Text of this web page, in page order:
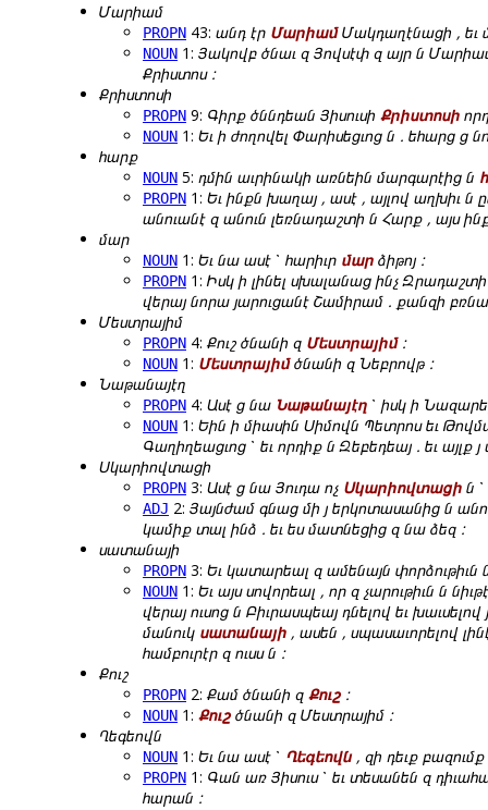
Մարիամ
PROPN 43: անդ էր ՄարիամՄակդաղէնացի , եւ
NOUN 1: Յակովբ ծնաւ զ Յովսէփ զ այր ն
Քրիստոս :
Քրիստոսի
PROPN 9: Գիրք ծննդեան Յիսուսի Քրիստոսի
NOUN 1: Եւ ի ժողովել Փարիսեցւոց ն . եհարց ց
հարք
NOUN 5: դմին աւրինակի առնեին մարգարէից ն
PROPN 1: Եւ ինքն խաղայ , ասէ , այլով աղխիւ ն
անուանէ զ անուն լեռնադաշտի ն Հարք , այս
մար
NOUN 1: Եւ նա ասէ ՝ հարիւր մար ձիթոյ :
PROPN 1:Իսկ ի լինել սխալանաց ինչ
վերայ նորա յարուցանէ Շամիրամ . քանզի
Մեստրայիմ
PROPN 4: Քուշ ծնանի զ Մեստրայիմ:
NOUN 1: Մեստրայիմծնանի զ Նեբրովթ :
Նաթանայէղ
PROPN 4: Ասէ ց նա Նաթանայէղ ՝ իսկ ի
NOUN 1: Եին ի միասին Սիմովն Պետրոս եւ
Գաղիղեացւոց ՝ եւ որդիք ն Զեբեդեայ . եւ
Սկարիովտացի
PROPN 3: Ասէ ց նա Յուդա ոչ Սկարիովտացի ն
ADJ 2: Յայնժամ գնաց մի յ երկոտասանից ն
կամիք տալ ինձ . եւ ես մատնեցից զ նա ձեզ :
սատանայի
PROPN 3: Եւ կատարեալ զ ամենայն փորձութիւն
NOUN 1: Եւ այս սովորեալ , որ զ չարութիւն ն
վերայ ուսոց ն Բիւրասպեայ դնելով եւ
մանուկ սատանայի , ասեն , սպասաւորելով
համբուրէր զ ուսս ն :
Քուշ
PROPN 2: Քամ ծնանի զ Քուշ :
NOUN 1: Քուշ ծնանի զ Մեստրայիմ :
Ղեգեովն
NOUN 1: Եւ նա ասէ ՝ Ղեգեովն, զի դեւք
PROPN 1: Գան առ Յիսուս ՝ եւ տեսանեն զ
հարան :